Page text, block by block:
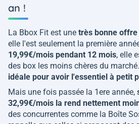
an !
La Bbox Fit est une très bonne
elle l'est seulement la première
19,99€/mois pendant 12 mois, elle
des box les moins chères du marché.
idéale pour avoir l'essentiel à petit
Mais une fois passée la 1ere année,
32,99€/mois la rend nettement
des concurrentes comme la Boîte